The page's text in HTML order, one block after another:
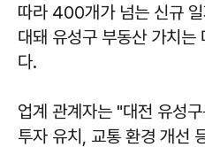
따라 400개가 넘는 신규 일
대돼 유성구 부동산 가치는
다.
업계 관계자는 "대전 유성
투자 유치, 교통 환경 개선